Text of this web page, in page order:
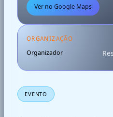
EVENTO
Ver no Google Maps
ORGANIZAÇÃO
Organizador